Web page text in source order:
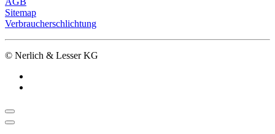
Sitemap
Verbraucherschlichtung
© Nerlich & Lesser KG